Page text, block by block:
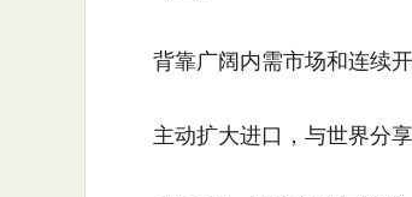
背靠广阔内需市场和连续开
主动扩大进口，与世界分享